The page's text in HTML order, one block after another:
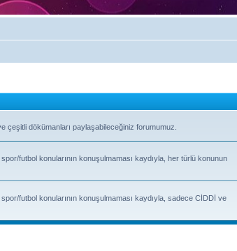
çeşitli dökümanları paylaşabileceğiniz forumumuz.
futbol konularının konuşulmaması kaydıyla, her türlü konunun
futbol konularının konuşulmaması kaydıyla, sadece CİDDİ ve